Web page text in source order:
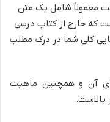
معمولاً شامل یک متن
که خارج از کتاب درسی
کلی شما در درک مطلب
آن و همچنین ماهیت
بالاست.